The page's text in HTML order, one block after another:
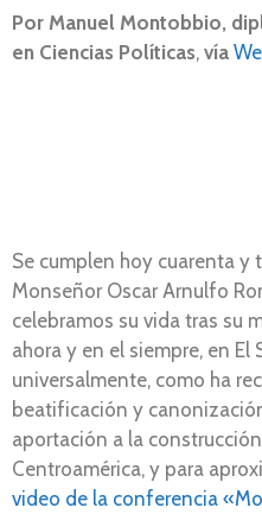
Por Manuel Montobbio,
en Ciencias Políticas, vía
Se cumplen hoy cuarenta y
Monseñor Oscar Arnulfo
celebramos su vida tras su
ahora y en el siempre, en
universalmente, como ha
beatificación y
aportación a la
Centroamérica, y para
video de la conferencia